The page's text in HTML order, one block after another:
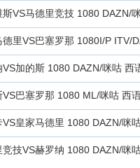
VS马德里竞技 1080 DAZN/
里VS巴塞罗那 1080I/P ITV/
加的斯 1080 DAZN/咪咕 西
巴塞罗那 1080 ML/咪咕 西
皇家马德里 1080 DAZN/咪
技VS赫罗纳 1080 DAZN/咪